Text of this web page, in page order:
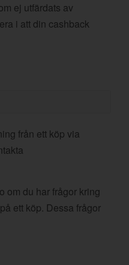
ej utfärdats av
i att din cashback
från ett köp via
om du har frågor kring
ett köp. Dessa frågor